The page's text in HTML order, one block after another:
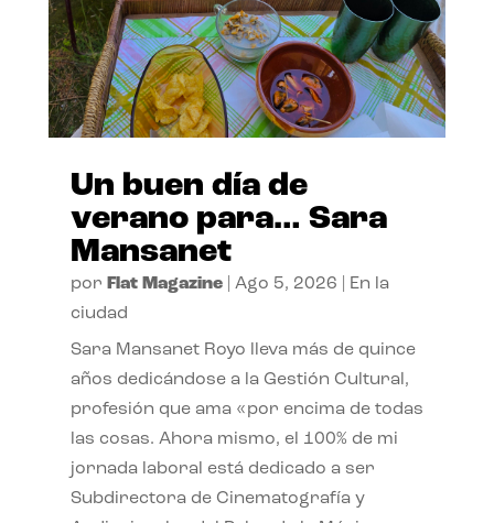
Un buen día de
verano para… Sara
Mansanet
por Flat Magazine| Ago 5, 2026
En la
ciudad
Sara Mansanet Royo lleva más de quince
años dedicándose a la Gestión Cultural,
profesión que ama «por encima de todas
las cosas. Ahora mismo, el 100% de mi
jornada laboral está dedicado a ser
Subdirectora de Cinematografía y